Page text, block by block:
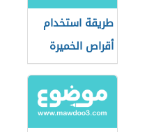
طريقة استخدام
أقراص الخميرة
لزيادة الوزن